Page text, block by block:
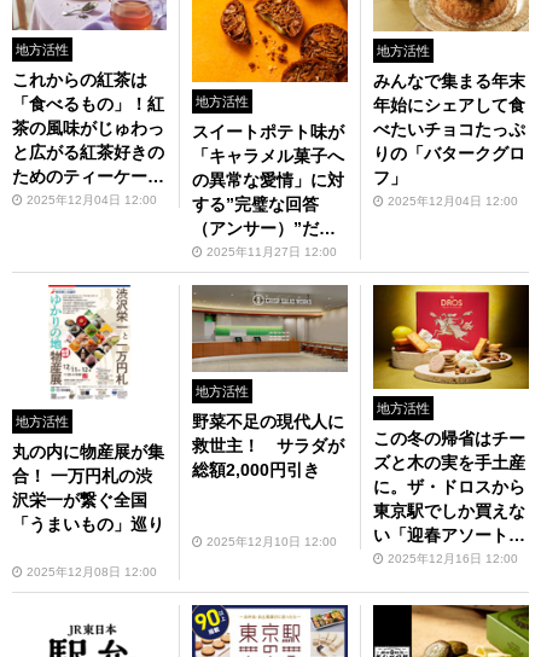
地方活性
これからの紅茶は
「食べるもの」！紅
茶の風味がじゅわっ
と広がる紅茶好きの
ためのティーケーキ
がラブい
2025年12月04日 12:00
地方活性
スイートポテト味が
「キャラメル菓子へ
の異常な愛情」に対
する”完璧な回答
（アンサー）”だっ
た件2025年11月27日 12:00
地方活性
みんなで集まる年末
年始にシェアして食
べたいチョコたっぷ
りの「バタークグロ
フ」
2025年12月04日 12:00
地方活性
丸の内に物産展が集
合！ 一万円札の渋
沢栄一が繋ぐ全国
「うまいもの」巡り
2025年12月08日 12:00
地方活性
野菜不足の現代人に
救世主！ サラダが
総額2,000円引き
2025年12月10日 12:00
地方活性
この冬の帰省はチー
ズと木の実を手土産
に。ザ・ドロスから
東京駅でしか買えな
い「迎春アソートボ
ックス」
2025年12月16日 12:00